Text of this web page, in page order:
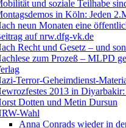
und soziale Teilhabe
in Köln: Jeden
neun Monaten eine
auf nrw.dfg-vk.de
Recht und Gesetz – und
zum Prozeß – MLPD
Terror-Geheimdienst-
2013 in
Dotten und Metin Dursun
Wahl
Anna Conrads wieder in